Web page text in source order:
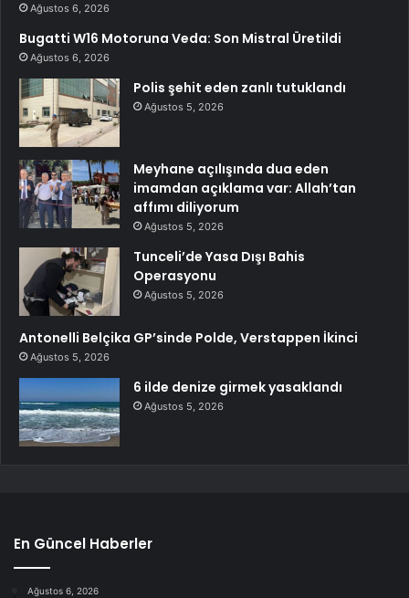
Ağustos 6, 2026
Bugatti W16 Motoruna Veda: Son Mistral Üretildi
Ağustos 6, 2026
Polis şehit eden zanlı tutuklandı
Ağustos 5, 2026
Meyhane açılışında dua eden
imamdan açıklama var: Allah’tan
affımı diliyorum
Ağustos 5, 2026
Tunceli’de Yasa Dışı Bahis
Operasyonu
Ağustos 5, 2026
Antonelli Belçika GP’sinde Polde, Verstappen İkinci
Ağustos 5, 2026
6 ilde denize girmek yasaklandı
Ağustos 5, 2026
En Güncel Haberler
Ağustos 6, 2026